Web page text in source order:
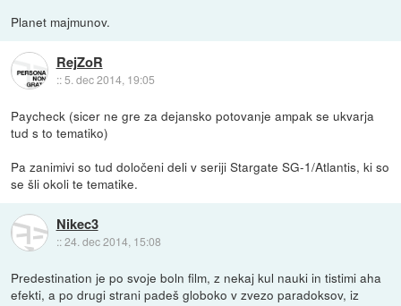
Planet majmunov.
RejZoR
::5. dec 2014, 19:05
Paycheck (sicer ne gre za dejansko potovanje ampak se ukvarja
tud s to tematiko)
Pa zanimivi so tud določeni deli v seriji Stargate SG-1/Atlantis, ki so
se šli okoli te tematike.
Nikec3
::24. dec 2014, 15:08
Predestination je po svoje boln film, z nekaj kul nauki in tistimi aha
efekti, a po drugi strani padeš globoko v zvezo paradoksov, iz